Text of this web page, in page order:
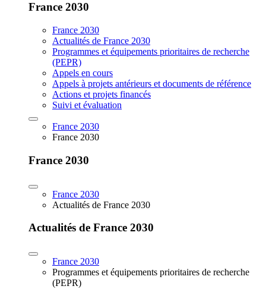
France 2030
France 2030
Actualités de France 2030
Programmes et équipements prioritaires de recherche
(PEPR)
Appels en cours
Appels à projets antérieurs et documents de référence
Actions et projets financés
Suivi et évaluation
France 2030
France 2030
France 2030
France 2030
Actualités de France 2030
Actualités de France 2030
France 2030
Programmes et équipements prioritaires de recherche
(PEPR)